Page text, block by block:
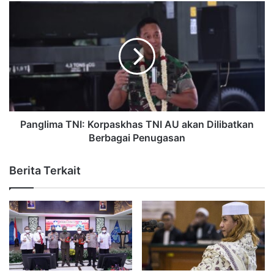
Panglima TNI: Korpaskhas TNI AU akan Dilibatkan
Berbagai Penugasan
Berita Terkait